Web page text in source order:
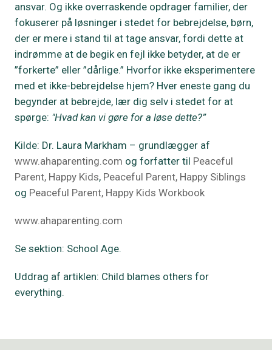
ansvar. Og ikke overraskende opdrager familier, der
fokuserer på løsninger i stedet for bebrejdelse, børn,
der er mere i stand til at tage ansvar, fordi dette at
indrømme at de begik en fejl ikke betyder, at de er
”forkerte” eller ”dårlige.” Hvorfor ikke eksperimentere
med et ikke-bebrejdelse hjem? Hver eneste gang du
begynder at bebrejde, lær dig selv i stedet for at
spørge: "Hvad kan vi gøre for a løse dette?”
Kilde: Dr. Laura Markham – grundlægger af
www.ahaparenting.com og forfatter til Peaceful
Parent, Happy Kids, Peaceful Parent, Happy Siblings
og Peaceful Parent, Happy Kids Workbook
www.ahaparenting.com
Se sektion: School Age.
Uddrag af artiklen: Child blames others for
everything.